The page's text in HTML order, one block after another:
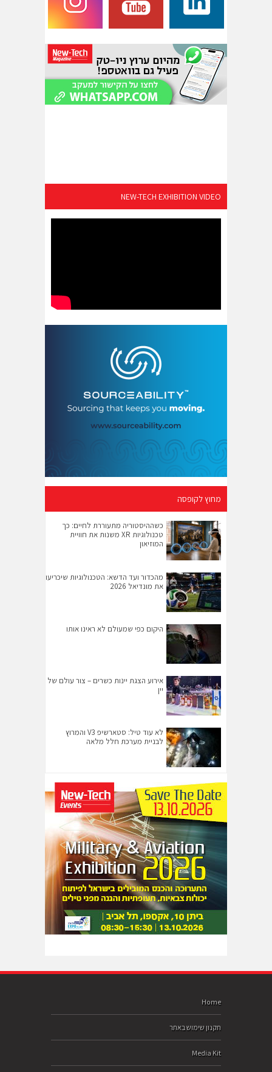
NEW-TECH EXHIBITION VIDEO
מחוץ לקופסה
כשההיסטוריה מתעוררת לחיים: כך
טכנולוגיות XR משנות את חוויית
המוזיאון
מהכדור ועד הדשא: הטכנולוגיות שיכריעו
את מונדיאל 2026
היקום כפי שמעולם לא ראינו אותו
אירוע הצגת יינות כשרים – צור עולם של
יין
לא עוד טיל: סטארשיפ V3 והמרוץ
לבניית מערכת חלל מלאה
Home
תקנון שימוש באתר
Media Kit